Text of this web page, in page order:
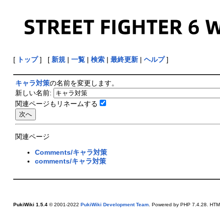
[ トップ] [ 新規| 一覧| 検索| 最終更新| ヘルプ]
キャラ対策の名前を変更します。
新しい名前:
関連ページもリネームする
関連ページ
Comments/キャラ対策
comments/キャラ対策
PukiWiki 1.5.4© 2001-2022 PukiWiki Development Team. Powered by PHP 7.4.28.